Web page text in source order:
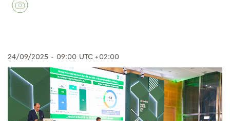
24/09/2025 - 09:00 UTC +02:00